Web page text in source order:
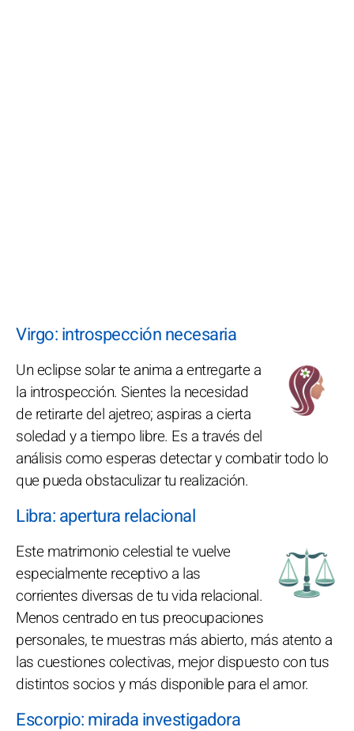
Virgo: introspección necesaria
Un eclipse solar te anima a entregarte a
la introspección. Sientes la necesidad
de retirarte del ajetreo; aspiras a cierta
soledad y a tiempo libre. Es a través del
análisis como esperas detectar y combatir todo lo
que pueda obstaculizar tu realización.
Libra: apertura relacional
Este matrimonio celestial te vuelve
especialmente receptivo a las
corrientes diversas de tu vida relacional.
Menos centrado en tus preocupaciones
personales, te muestras más abierto, más atento a
las cuestiones colectivas, mejor dispuesto con tus
distintos socios y más disponible para el amor.
Escorpio: mirada investigadora